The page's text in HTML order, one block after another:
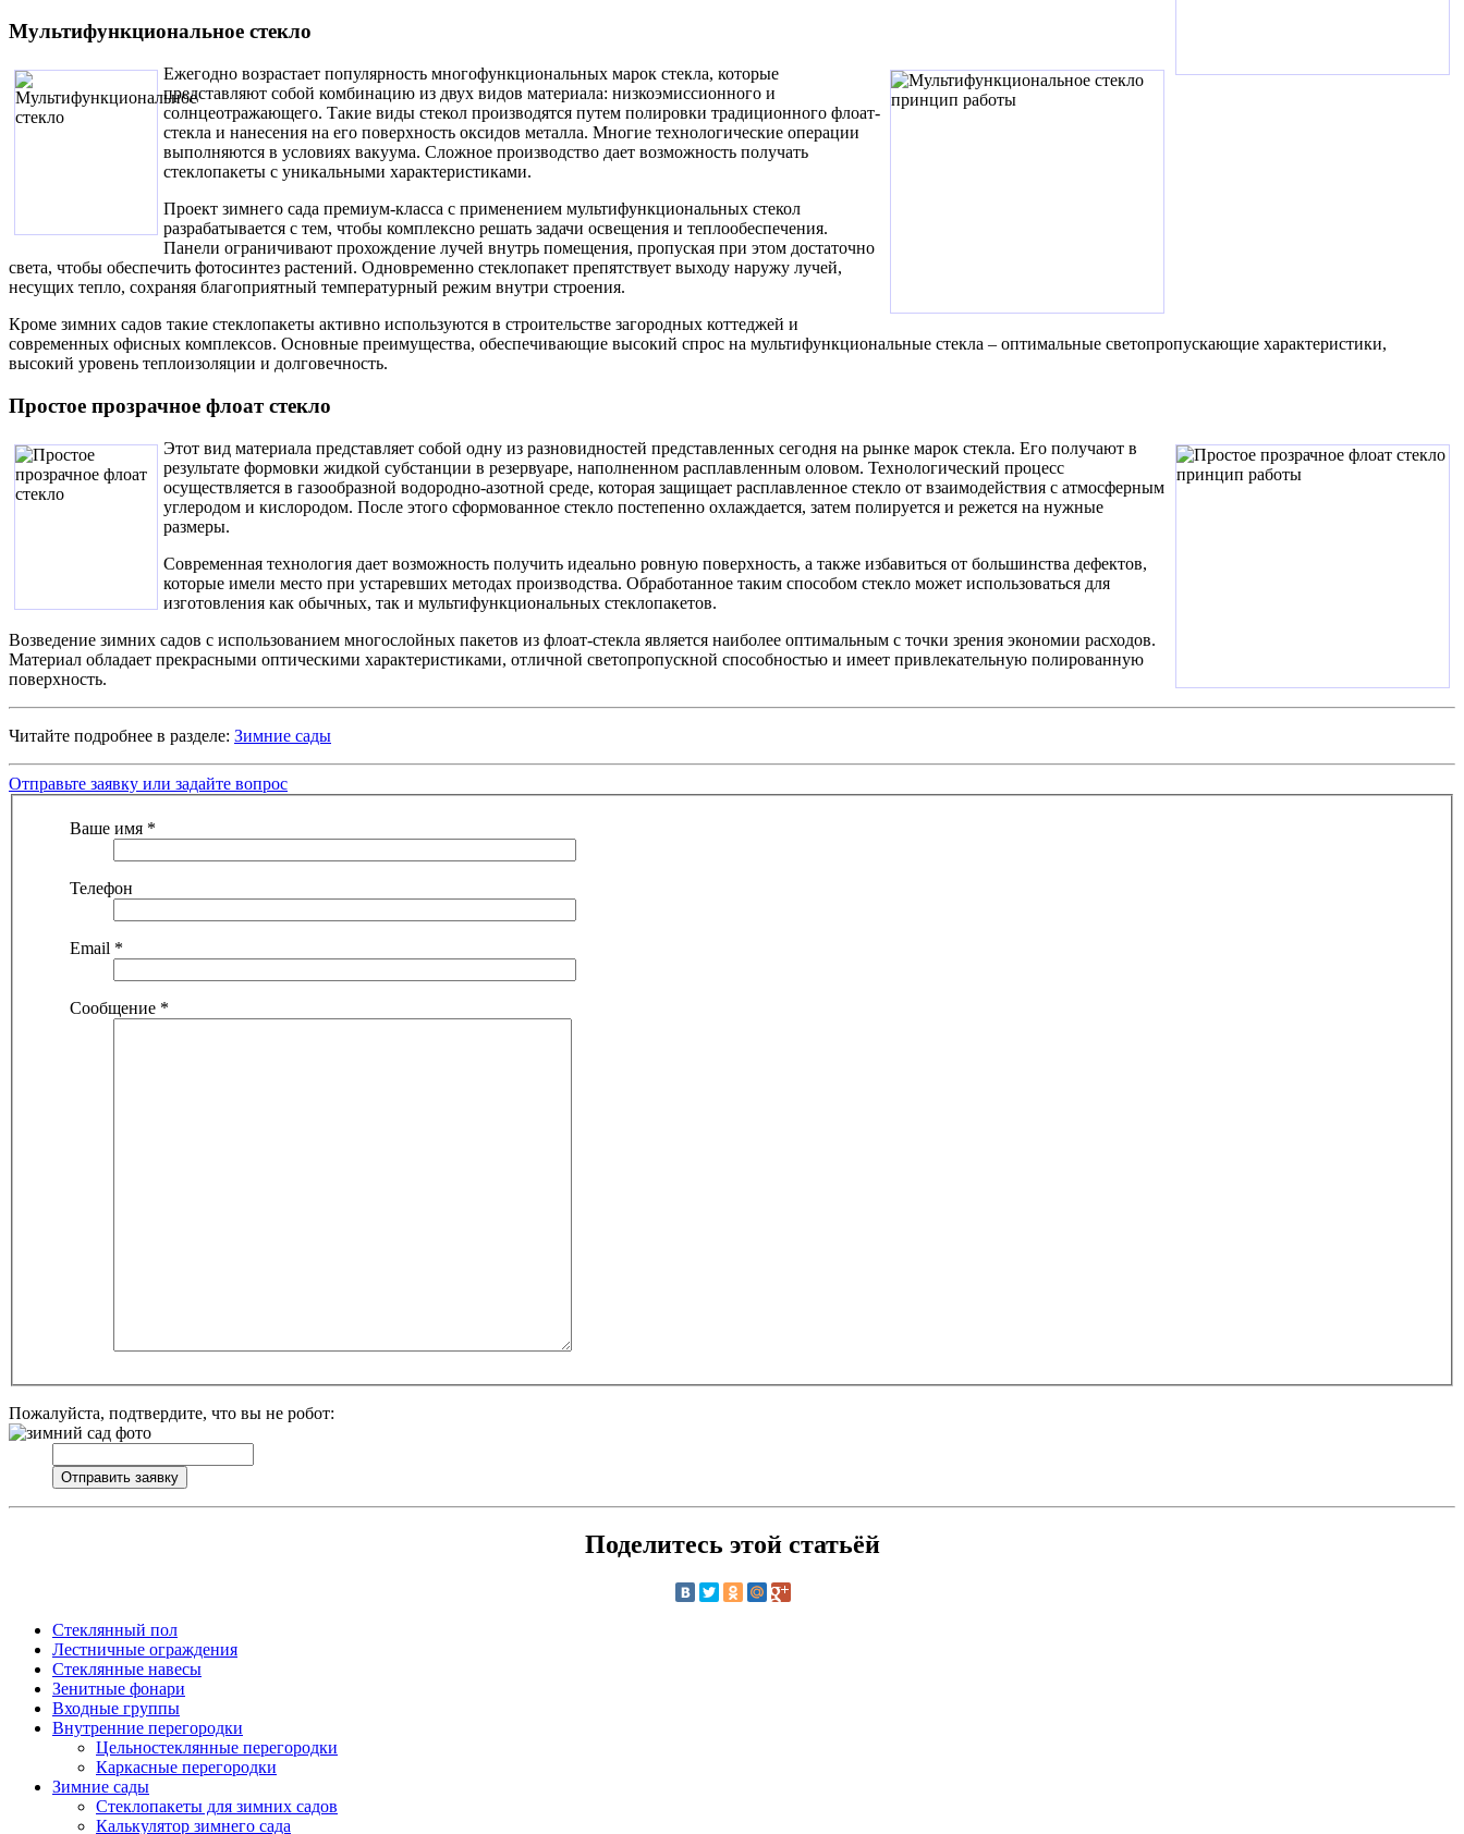
Мультифункциональное стекло
Ежегодно возрастает популярность многофункциональных марок стекла, которые
представляют собой комбинацию из двух видов материала: низкоэмиссионного и
солнцеотражающего. Такие виды стекол производятся путем полировки традиционного флоат-
стекла и нанесения на его поверхность оксидов металла. Многие технологические операции
выполняются в условиях вакуума. Сложное производство дает возможность получать
стеклопакеты с уникальными характеристиками.
Проект зимнего сада премиум-класса с применением мультифункциональных стекол
разрабатывается с тем, чтобы комплексно решать задачи освещения и теплообеспечения.
Панели ограничивают прохождение лучей внутрь помещения, пропуская при этом достаточно
света, чтобы обеспечить фотосинтез растений. Одновременно стеклопакет препятствует выходу наружу лучей,
несущих тепло, сохраняя благоприятный температурный режим внутри строения.
Кроме зимних садов такие стеклопакеты активно используются в строительстве загородных коттеджей и
современных офисных комплексов. Основные преимущества, обеспечивающие высокий спрос на мультифункциональные стекла – оптимальные светопропускающие характеристики,
высокий уровень теплоизоляции и долговечность.
Простое прозрачное флоат стекло
Этот вид материала представляет собой одну из разновидностей представленных сегодня на рынке марок стекла. Его получают в
результате формовки жидкой субстанции в резервуаре, наполненном расплавленным оловом. Технологический процесс
осуществляется в газообразной водородно-азотной среде, которая защищает расплавленное стекло от взаимодействия с атмосферным
углеродом и кислородом. После этого сформованное стекло постепенно охлаждается, затем полируется и режется на нужные
размеры.
Современная технология дает возможность получить идеально ровную поверхность, а также избавиться от большинства дефектов,
которые имели место при устаревших методах производства. Обработанное таким способом стекло может использоваться для
изготовления как обычных, так и мультифункциональных стеклопакетов.
Возведение зимних садов с использованием многослойных пакетов из флоат-стекла является наиболее оптимальным с точки зрения экономии расходов.
Материал обладает прекрасными оптическими характеристиками, отличной светопропускной способностью и имеет привлекательную полированную
поверхность.
Читайте подробнее в разделе: Зимние сады
Отправьте заявку или задайте вопрос
Ваше имя *
Телефон
Email *
Сообщение *
Пожалуйста, подтвердите, что вы не робот:
Поделитесь этой статьёй
Стеклянный пол
Лестничные ограждения
Стеклянные навесы
Зенитные фонари
Входные группы
Внутренние перегородки
Цельностеклянные перегородки
Каркасные перегородки
Зимние сады
Стеклопакеты для зимних садов
Калькулятор зимнего сада